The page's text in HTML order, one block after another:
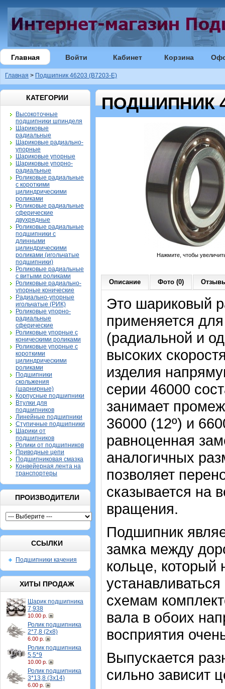
Главная Войти Кабинет Корзина
Главная > Подшипник 46203 (B7203-E)
КАТЕГОРИИ
Высокоточные
подшипники шпинделя
Шариковые
радиальные
Шариковые радиально-
упорные
Шариковые упорные
Шариковые упорно-
радиальные
Роликовые радиальные
с короткими
цилиндрическими
роликами
Роликовые радиальные
сферические
двухрядные
Роликовые радиальные
подшипники с
длинными
цилиндрическими
роликами (игольчатые
подшипники)
Роликовые радиальные
с витыми роликами
Роликовые радиально-
упорные конические
Радиально-упорные
игольчатые (РИК)
Роликовые упорно-
радиальные
сферические
Роликовые упорные с
коническими роликами
Роликовые упорные с
короткими
цилиндрическими
роликами
Подшипники
скольжения
(шарнирные)
Корпусные подшипники
Втулки для
подшипников
Линейные подшипники
Ступичные подшипники
Шарики от
подшипников
Ролики от подшипников
Приводные цепи
Подшипниковая смазка
Конвейерная лента на
транспортеры
ПРОИЗВОДИТЕЛИ
ССЫЛКИ
Подшипники качения
ХИТЫ ПРОДАЖ
Шарик подшипника
7,938
10.00 р.
Ролик подшипника
2*7,8 (2х8)
6.00 р.
Ролик подшипника
5,5*9
10.00 р.
Ролик подшипника
3*13,8 (3х14)
6.00 р.
ПОДШИПНИК
Нажмите, чтобы
Описание Фото (0)
Это шариковый
применяется
(радиальной и
высоких
изделия
серии 46000
занимает
36000 (12º) и
равноценная
аналогичных
позволяет
сказывается на
вращения.
Подшипник
замка между
кольце,
схемам
вала в обоих
восприятия
Выпускается
сильно зависит